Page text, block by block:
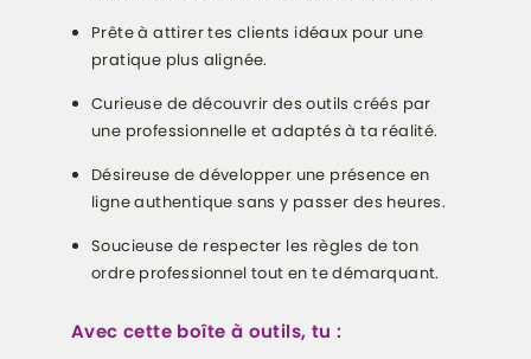
Prête à attirer tes clients idéaux pour une
pratique plus alignée.
Curieuse de découvrir des outils créés par
une professionnelle et adaptés à ta réalité.
Désireuse de développer une présence en
ligne authentique sans y passer des heures.
Soucieuse de respecter les règles de ton
ordre professionnel tout en te démarquant.
Avec cette boîte à outils, tu :